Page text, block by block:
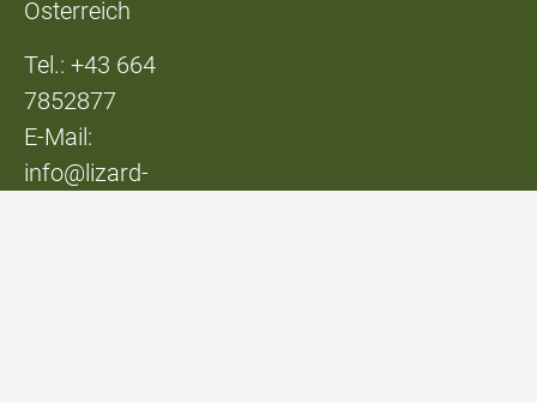
Österreich
Tel.: +43 664
7852877
E-Mail:
info@lizard-